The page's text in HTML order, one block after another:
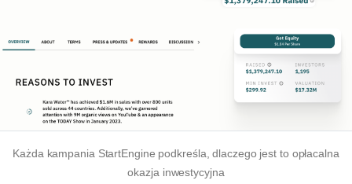
Każda kampania StartEngine podkreśla, dlaczego jest to opłacalna
okazja inwestycyjna